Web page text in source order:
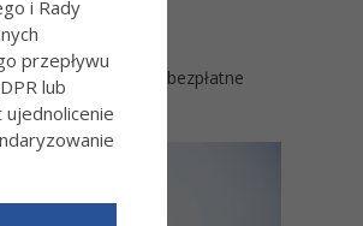
ofercie znalazły się bezpłatne
i Rady
przepływu
lub
Wiecej-